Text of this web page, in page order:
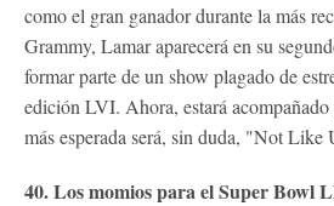
como el gran ganador durante la más
Grammy, Lamar aparecerá en su
formar parte de un show plagado de
edición LVI. Ahora, estará
más esperada será, sin duda, "Not Like
40. Los momios para el Super Bowl